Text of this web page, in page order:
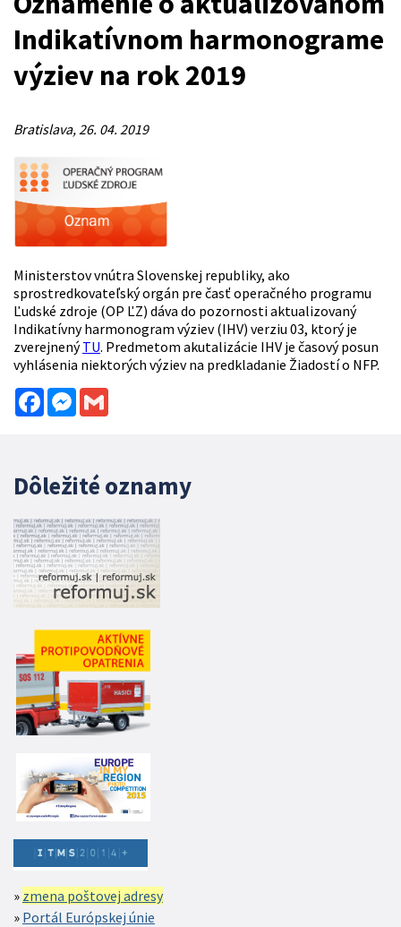
Indikatívnom harmonograme
výziev na rok 2019
Bratislava, 26. 04. 2019
Ministerstov vnútra Slovenskej republiky, ako
sprostredkovateľský orgán pre časť operačného programu
Ľudské zdroje (OP ĽZ) dáva do pozornosti aktualizovaný
Indikatívny harmonogram výziev (IHV) verziu 03, ktorý je
zverejnenýTU. Predmetom akutalizácie IHV je časový posun
vyhlásenia niektorých výziev na predkladanie Žiadostí o NFP.
FacebookMessenger
Dôležité oznamy
zmena poštovej adresy
Portál Európskej únie